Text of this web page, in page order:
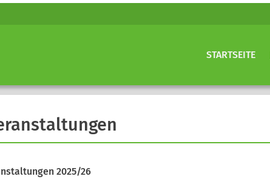
STARTSEITE
2025/26